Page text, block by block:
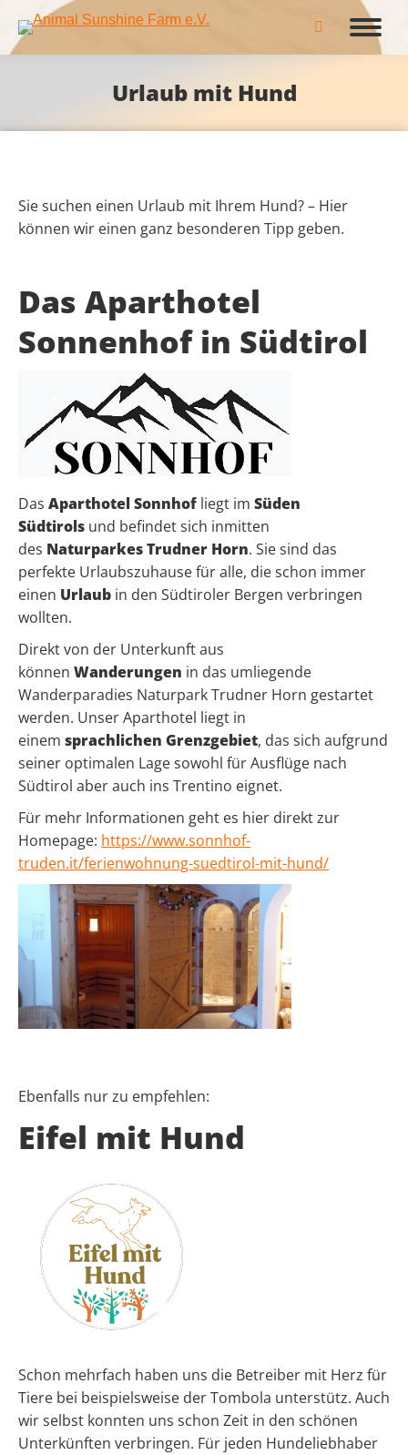
Search:
Urlaub mit Hund
Sie suchen einen Urlaub mit Ihrem Hund? – Hier
können wir einen ganz besonderen Tipp geben.
Das Aparthotel
Sonnenhof in Südtirol
Das Aparthotel Sonnhof liegt im Süden
Südtirols und befindet sich inmitten
des Naturparkes Trudner Horn. Sie sind das
perfekte Urlaubszuhause für alle, die schon immer
einen Urlaub in den Südtiroler Bergen verbringen
wollten.
Direkt von der Unterkunft aus
können Wanderungen in das umliegende
Wanderparadies Naturpark Trudner Horn gestartet
werden. Unser Aparthotel liegt in
einem sprachlichen Grenzgebiet, das sich aufgrund
seiner optimalen Lage sowohl für Ausflüge nach
Südtirol aber auch ins Trentino eignet.
Für mehr Informationen geht es hier direkt zur
Homepage: https://www.sonnhof-
truden.it/ferienwohnung-suedtirol-mit-hund/
Ebenfalls nur zu empfehlen:
Eifel mit Hund
Schon mehrfach haben uns die Betreiber mit Herz für
Tiere bei beispielsweise der Tombola unterstütz. Auch
wir selbst konnten uns schon Zeit in den schönen
Unterkünften verbringen. Für jeden Hundeliebhaber